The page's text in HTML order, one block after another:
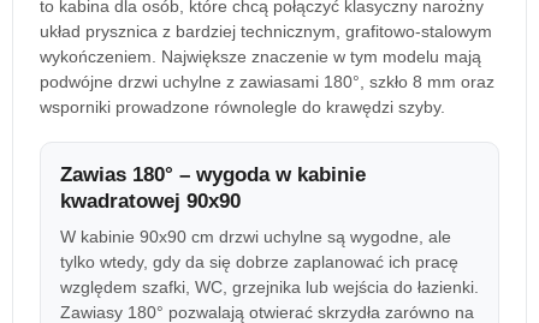
to kabina dla osób, które chcą połączyć klasyczny narożny
układ prysznica z bardziej technicznym, grafitowo-stalowym
wykończeniem. Największe znaczenie w tym modelu mają
podwójne drzwi uchylne z zawiasami 180°, szkło 8 mm oraz
wsporniki prowadzone równolegle do krawędzi szyby.
Zawias 180° – wygoda w kabinie
kwadratowej 90x90
W kabinie 90x90 cm drzwi uchylne są wygodne, ale
tylko wtedy, gdy da się dobrze zaplanować ich pracę
względem szafki, WC, grzejnika lub wejścia do łazienki.
Zawiasy 180° pozwalają otwierać skrzydła zarówno na